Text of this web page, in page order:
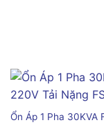
Ổn Áp 1 Pha 30KVA